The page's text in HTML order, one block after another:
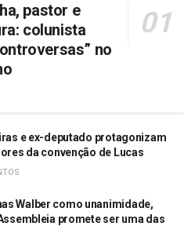
pastor e
colunista
no
e ex-deputado protagonizam
da convenção de Lucas
Walber como unanimidade,
promete ser uma das